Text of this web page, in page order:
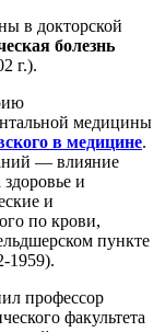
в докторской
болезнь
г.).
медицины
в медицине.
— влияние
и
и
по крови,
пункте
1959).
профессор
факультета